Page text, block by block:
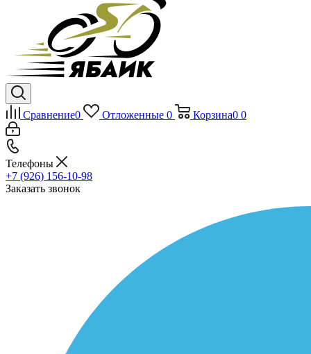
Сравнение0 Отложенные 0 Корзина0 0
Телефоны
+7 (926) 156-10-98
Заказать звонок